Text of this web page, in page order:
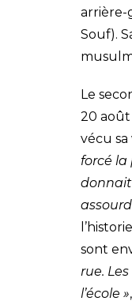
arrière-
Souf).
Le
20 août
vécu
forcé
donnait
sont
rue.
l’école »